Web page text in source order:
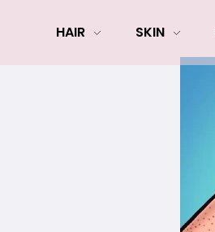
HAIR SKIN